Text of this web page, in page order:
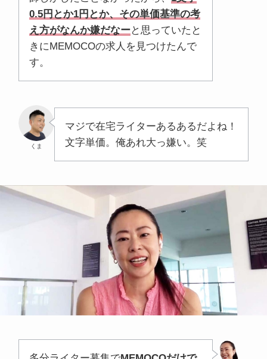
0.5円とか1円とか、その単価基準の考
え方がなんか嫌だなーと思っていたと
きにMEMOCOの求人を見つけたんで
す。
くま
マジで在宅ライターあるあるだよね！
文字単価。俺あれ大っ嫌い。笑